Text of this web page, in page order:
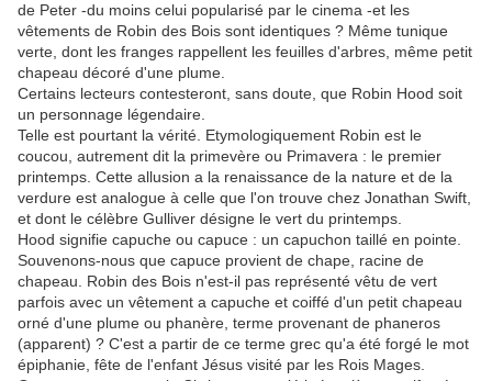
de Peter -du moins celui popularisé par le cinema -et les
vêtements de Robin des Bois sont identiques ? Même tunique
verte, dont les franges rappellent les feuilles d'arbres, même petit
chapeau décoré d'une plume.
Certains lecteurs contesteront, sans doute, que Robin Hood soit
un personnage légendaire.
Telle est pourtant la vérité. Etymologiquement Robin est le
coucou, autrement dit la primevère ou Primavera : le premier
printemps. Cette allusion a la renaissance de la nature et de la
verdure est analogue à celle que l'on trouve chez Jonathan Swift,
et dont le célèbre Gulliver désigne le vert du printemps.
Hood signifie capuche ou capuce : un capuchon taillé en pointe.
Souvenons-nous que capuce provient de chape, racine de
chapeau. Robin des Bois n'est-il pas représenté vêtu de vert
parfois avec un vêtement a capuche et coiffé d'un petit chapeau
orné d'une plume ou phanère, terme provenant de phaneros
(apparent) ? C'est a partir de ce terme grec qu'a été forgé le mot
épiphanie, fête de l'enfant Jésus visité par les Rois Mages.